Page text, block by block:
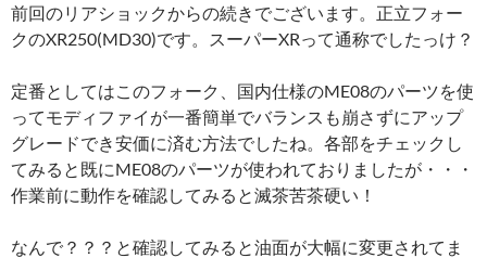
前回のリアショックからの続きでございます。正立フォー
クのXR250(MD30)です。スーパーXRって通称でしたっけ？
定番としてはこのフォーク、国内仕様のME08のパーツを使
ってモディファイが一番簡単でバランスも崩さずにアップ
グレードでき安価に済む方法でしたね。各部をチェックし
てみると既にME08のパーツが使われておりましたが・・・
作業前に動作を確認してみると滅茶苦茶硬い！
なんで？？？と確認してみると油面が大幅に変更されてま